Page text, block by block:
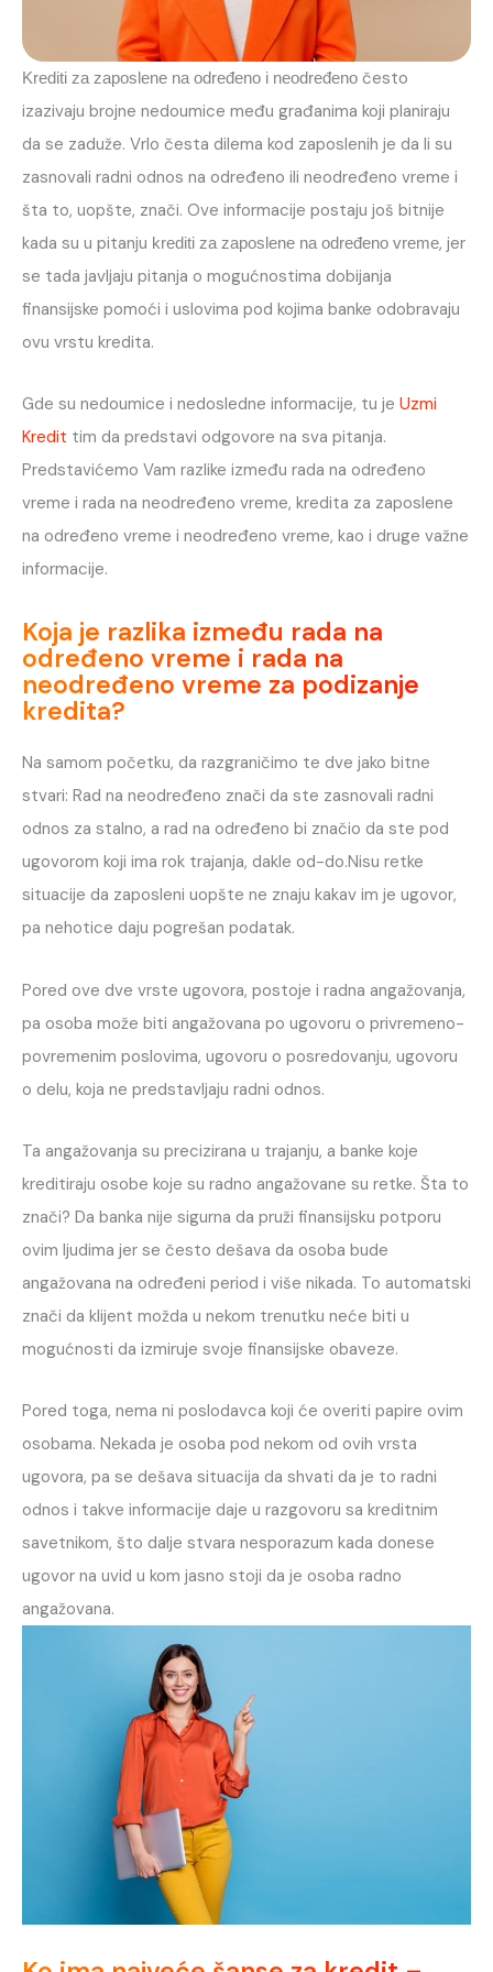
Krediti za zaposlene na određeno i neodređeno često
izazivaju brojne nedoumice među građanima koji planiraju
da se zaduže. Vrlo česta dilema kod zaposlenih je da li su
zasnovali radni odnos na određeno ili neodređeno vreme i
šta to, uopšte, znači. Ove informacije postaju još bitnije
kada su u pitanju krediti za zaposlene na određeno vreme, jer
se tada javljaju pitanja o mogućnostima dobijanja
finansijske pomoći i uslovima pod kojima banke odobravaju
ovu vrstu kredita.
Gde su nedoumice i nedosledne informacije, tu je Uzmi
Kredit tim da predstavi odgovore na sva pitanja.
Predstavićemo Vam razlike između rada na određeno
vreme i rada na neodređeno vreme, kredita za zaposlene
na određeno vreme i neodređeno vreme, kao i druge važne
informacije.
Koja je razlika između rada na
određeno vreme i rada na
neodređeno vreme za podizanje
kredita?
Na samom početku, da razgraničimo te dve jako bitne
stvari: Rad na neodređeno znači da ste zasnovali radni
odnos za stalno, a rad na određeno bi značio da ste pod
ugovorom koji ima rok trajanja, dakle od-do.Nisu retke
situacije da zaposleni uopšte ne znaju kakav im je ugovor,
pa nehotice daju pogrešan podatak.
Pored ove dve vrste ugovora, postoje i radna angažovanja,
pa osoba može biti angažovana po ugovoru o privremeno-
povremenim poslovima, ugovoru o posredovanju, ugovoru
o delu, koja ne predstavljaju radni odnos.
Ta angažovanja su precizirana u trajanju, a banke koje
kreditiraju osobe koje su radno angažovane su retke. Šta to
znači? Da banka nije sigurna da pruži finansijsku potporu
ovim ljudima jer se često dešava da osoba bude
angažovana na određeni period i više nikada. To automatski
znači da klijent možda u nekom trenutku neće biti u
mogućnosti da izmiruje svoje finansijske obaveze.
Pored toga, nema ni poslodavca koji će overiti papire ovim
osobama. Nekada je osoba pod nekom od ovih vrsta
ugovora, pa se dešava situacija da shvati da je to radni
odnos i takve informacije daje u razgovoru sa kreditnim
savetnikom, što dalje stvara nesporazum kada donese
ugovor na uvid u kom jasno stoji da je osoba radno
angažovana.